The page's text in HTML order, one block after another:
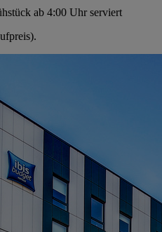
ab 4:00 Uhr serviert